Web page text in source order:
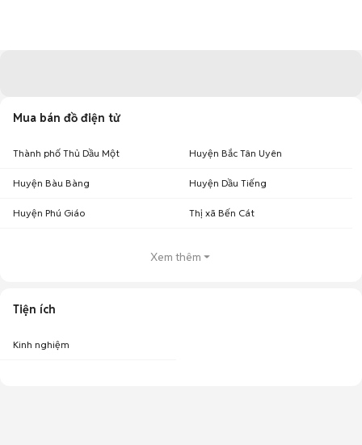
Mua bán đồ điện tử
Thành phố Thủ Dầu Một Huyện Bắc Tân Uyên
Huyện Bàu Bàng Huyện Dầu Tiếng
Huyện Phú Giáo Thị xã Bến Cát
Xem thêm
Tiện ích
Kinh nghiệm